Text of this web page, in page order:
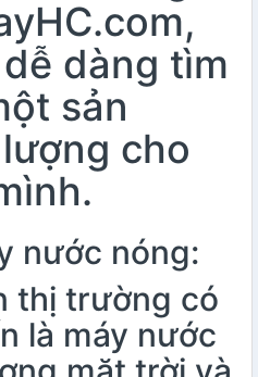
dàng tìm
sản
cho
nước nóng:
thị trường có
là máy nước